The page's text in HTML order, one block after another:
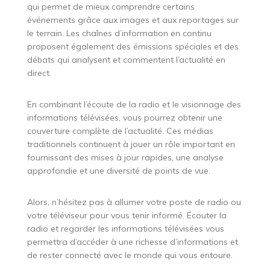
qui permet de mieux comprendre certains
événements grâce aux images et aux reportages sur
le terrain. Les chaînes d’information en continu
proposent également des émissions spéciales et des
débats qui analysent et commentent l’actualité en
direct.
En combinant l’écoute de la radio et le visionnage des
informations télévisées, vous pourrez obtenir une
couverture complète de l’actualité. Ces médias
traditionnels continuent à jouer un rôle important en
fournissant des mises à jour rapides, une analyse
approfondie et une diversité de points de vue.
Alors, n’hésitez pas à allumer votre poste de radio ou
votre téléviseur pour vous tenir informé. Écouter la
radio et regarder les informations télévisées vous
permettra d’accéder à une richesse d’informations et
de rester connecté avec le monde qui vous entoure.